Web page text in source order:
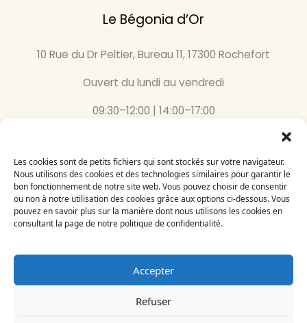
Les cookies sont de petits fichiers qui sont stockés sur votre navigateur.
Nous utilisons des cookies et des technologies similaires pour garantir le
bon fonctionnement de notre site web. Vous pouvez choisir de consentir
ou non à notre utilisation des cookies grâce aux options ci-dessous. Vous
pouvez en savoir plus sur la manière dont nous utilisons les cookies en
consultant la page de notre politique de confidentialité.
Accepter
Refuser
Le Bégonia d’Or
10 Rue du Dr Peltier, Bureau 11, 17300 Rochefort
Ouvert du lundi au vendredi
09:30–12:00 | 14:00–17:00
Inscrivez-vous
à notre newsletter
Le Bégonia d’Or 2024